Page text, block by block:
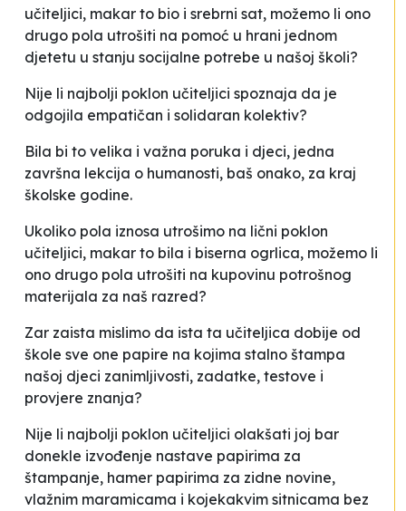
učiteljici, makar to bio i srebrni sat, možemo li ono
drugo pola utrošiti na pomoć u hrani jednom
djetetu u stanju socijalne potrebe u našoj školi?
Nije li najbolji poklon učiteljici spoznaja da je
odgojila empatičan i solidaran kolektiv?
Bila bi to velika i važna poruka i djeci, jedna
završna lekcija o humanosti, baš onako, za kraj
školske godine.
Ukoliko pola iznosa utrošimo na lični poklon
učiteljici, makar to bila i biserna ogrlica, možemo li
ono drugo pola utrošiti na kupovinu potrošnog
materijala za naš razred?
Zar zaista mislimo da ista ta učiteljica dobije od
škole sve one papire na kojima stalno štampa
našoj djeci zanimljivosti, zadatke, testove i
provjere znanja?
Nije li najbolji poklon učiteljici olakšati joj bar
donekle izvođenje nastave papirima za
štampanje, hamer papirima za zidne novine,
vlažnim maramicama i kojekakvim sitnicama bez